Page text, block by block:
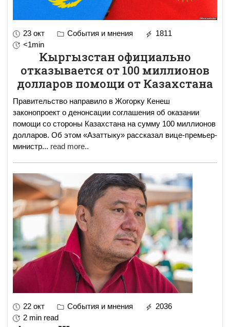
23 окт События и мнения
1811
<1min
Кыргызстан официально
отказывается от 100 миллионов
долларов помощи от Казахстана
Правительство направило в Жогорку Кенеш
законопроект о денонсации соглашения об оказании
помощи со стороны Казахстана на сумму 100 миллионов
долларов. Об этом «Азаттыку» рассказал вице-премьер-
министр... read more..
22 окт События и мнения
2036
2 min read